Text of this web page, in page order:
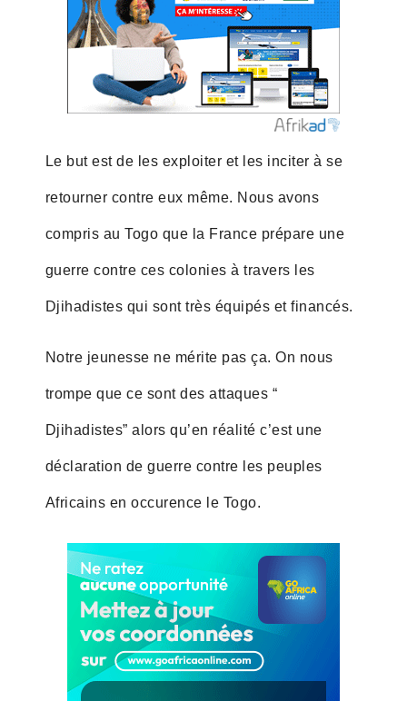
Le but est de les exploiter et les inciter à se
retourner contre eux même. Nous avons
compris au Togo que la France prépare une
guerre contre ces colonies à travers les
Djihadistes qui sont très équipés et financés.
Notre jeunesse ne mérite pas ça. On nous
trompe que ce sont des attaques “
Djihadistes” alors qu’en réalité c’est une
déclaration de guerre contre les peuples
Africains en occurence le Togo.